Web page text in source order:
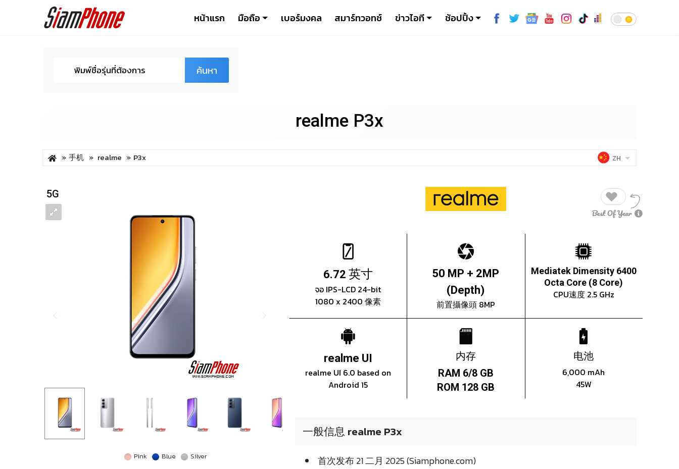
หน้าแรก มือถือ เบอร์มงคล สมาร์ทวอทช์ ข่าวไอที ช้อปปิ้ง
ค้นหา
realme P3x
手机 realme P3x ZH
5G
Pink Blue Silver
6.72 英寸
จอ IPS-LCD 24-bit
1080 x 2400 像素
50 MP + 2MP
(Depth)
前置攝像頭 8MP
Mediatek Dimensity 6400
Octa Core (8 Core)
CPU速度 2.5 GHz
realme UI
realme UI 6.0 based on
Android 15
内存
RAM 6/8 GB
ROM 128 GB
电池
6,000 mAh
45W
一般信息 realme P3x
首次发布 21 二月 2025 (Siamphone.com)